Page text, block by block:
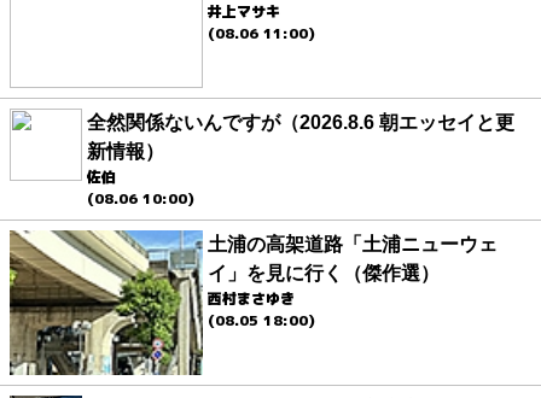
井上マサキ
(08.06 11:00)
全然関係ないんですが（2026.8.6 朝エッセイと更
新情報）
佐伯
(08.06 10:00)
土浦の高架道路「土浦ニューウェ
イ」を見に行く（傑作選）
西村まさゆき
(08.05 18:00)